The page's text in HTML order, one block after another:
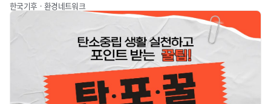
한국기후ㆍ환경네트워크